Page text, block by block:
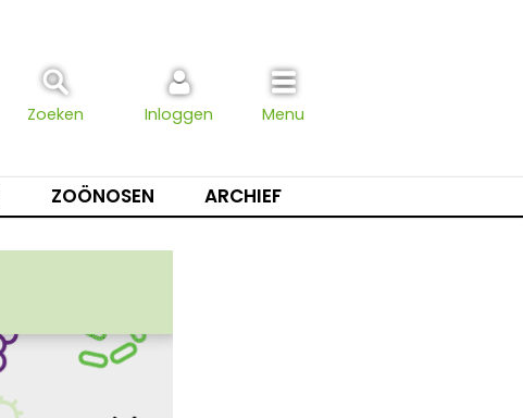
Zoeken Inloggen Menu
ZOÖNOSEN ARCHIEF